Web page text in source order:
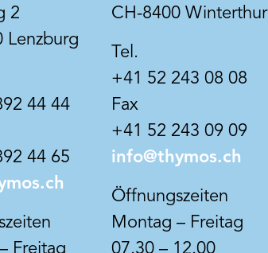
2
Lenzburg
44 44
44 65
Freitag
CH-8400 Winterthur
Tel.
+41 52 243 08 08
Fax
+41 52 243 09 09
info@thymos.ch
Öffnungszeiten
Montag – Freitag
07.30 – 12.00